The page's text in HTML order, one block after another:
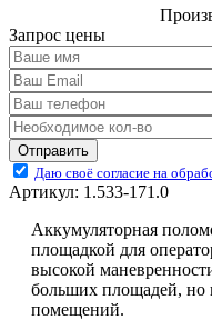
Запрос цены
Отправить
Даю своё согласие на
Артикул: 1.533-171.0
Аккумуляторная
площадкой для
высокой
больших площадей, но
помещений.